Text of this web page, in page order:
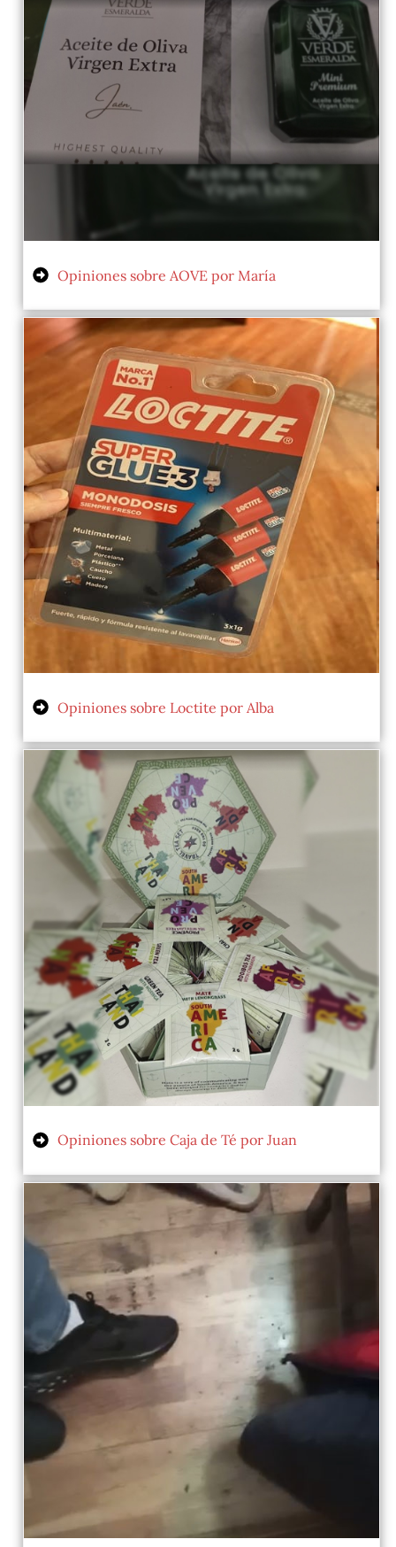
Opiniones sobre AOVE por María
Opiniones sobre Loctite por Alba
Opiniones sobre Caja de Té por Juan